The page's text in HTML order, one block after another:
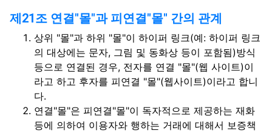
제21조 연결"몰"과 피연결"몰" 간의 관계
상위 "몰"과 하위 "몰"이 하이퍼 링크(예: 하이퍼 링크
의 대상에는 문자, 그림 및 동화상 등이 포함됨)방식
등으로 연결된 경우, 전자를 연결 "몰"(웹 사이트)이
라고 하고 후자를 피연결 "몰"(웹사이트)이라고 합니
다.
연결"몰"은 피연결"몰"이 독자적으로 제공하는 재화
등에 의하여 이용자와 행하는 거래에 대해서 보증책